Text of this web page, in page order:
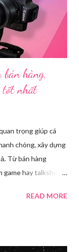
nội dung
liên quan gồm
hàng,
tốt nhất
trọng giúp cá
chóng, xây dựng
Từ bán hàng
hay talkshow,
chi tiết 12 công
READ MORE